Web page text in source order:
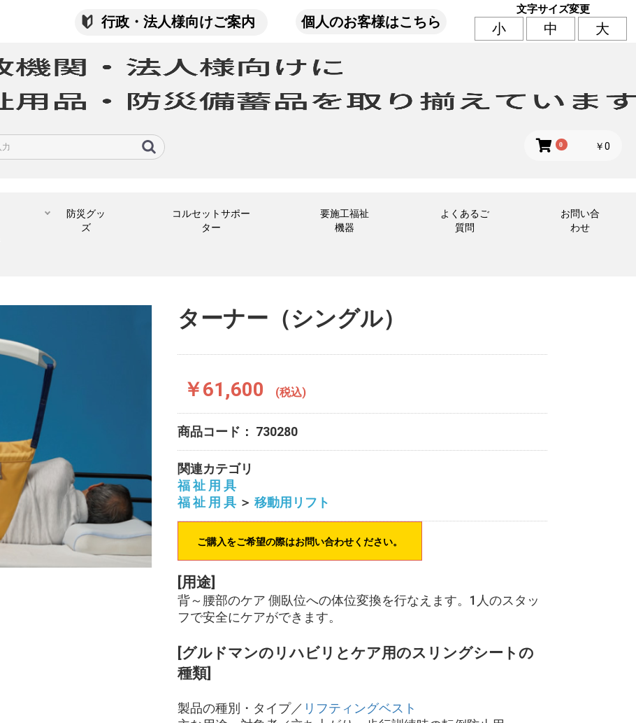
文字サイズ変更
小 中 大
個人のお客様はこちら
行政・法人様向けご案内
0 ￥0
防災グッ
ズ
コルセットサポー
ター
要施工福祉
機器
よくあるご
質問
お問い合
わせ
ターナー（シングル）
￥61,600 (税込)
商品コード： 730280
関連カテゴリ
福 祉 用 具
福 祉 用 具 ＞ 移動用リフト
ご購入をご希望の際はお問い合わせください。
[用途]
背～腰部のケア 側臥位への体位変換を行なえます。1人のスタッ
フで安全にケアができます。
[グルドマンのリハビリとケア用のスリングシートの
種類]
製品の種別・タイプ／ リフティングベスト